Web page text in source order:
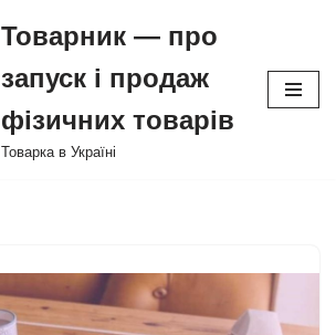
Товарник — про
запуск і продаж
фізичних товарів
Товарка в Україні